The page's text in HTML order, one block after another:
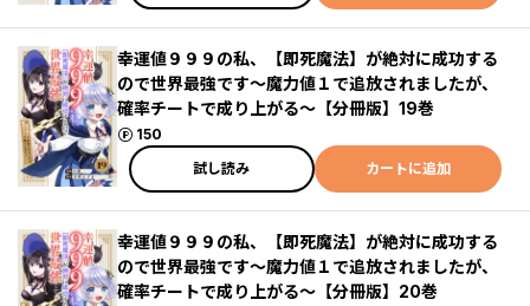
幸運値９９９の私、【即死魔法】が絶対に成功する
ので世界最強です～魔力値１で追放されましたが、
確率チートで成り上がる～【分冊版】19巻
150
ポイント
試し読み
カートに追加
幸運値９９９の私、【即死魔法】が絶対に成功する
ので世界最強です～魔力値１で追放されましたが、
確率チートで成り上がる～【分冊版】20巻